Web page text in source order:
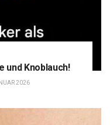
und Knoblauch!
2026